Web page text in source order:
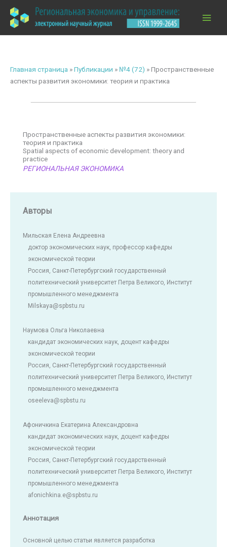
содержимому
Главная страница »Публикации » №4 (72) »Пространственные
аспекты развития экономики: теория и практика
Пространственные аспекты развития экономики:
теория и практика
Spatial aspects of economic development: theory and
practice
РЕГИОНАЛЬНАЯ ЭКОНОМИКА
Авторы
Мильская Елена Андреевна
доктор экономических наук, профессор кафедры
экономической теории
Россия, Санкт-Петербургский государственный
политехнический университет Петра Великого, Институт
промышленного менеджмента
Milskaya@spbstu.ru
Наумова Ольга Николаевна
кандидат экономических наук, доцент кафедры
экономической теории
Россия, Санкт-Петербургский государственный
политехнический университет Петра Великого, Институт
промышленного менеджмента
oseeleva@spbstu.ru
Афоничкина Екатерина Александровна
кандидат экономических наук, доцент кафедры
экономической теории
Россия, Санкт-Петербургский государственный
политехнический университет Петра Великого, Институт
промышленного менеджмента
afonichkina.e@spbstu.ru
Аннотация
Основной целью статьи является разработка